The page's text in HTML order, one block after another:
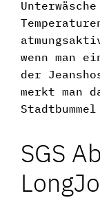
wenn man
der
merkt man
SGS